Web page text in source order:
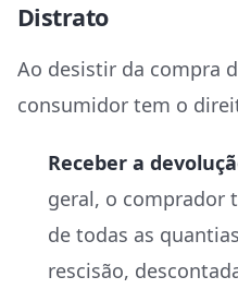
Distrato
Ao desistir da compra
consumidor tem o
Receber a
geral, o comprador
de todas as
rescisão,